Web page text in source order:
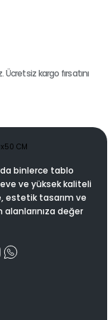
Ücretsiz kargo fırsatını
binlerce tablo
ve yüksek kaliteli
estetik tasarım ve
değer